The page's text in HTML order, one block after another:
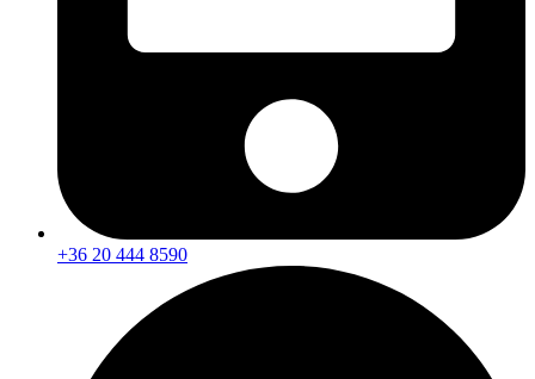
+36 20 444 8590